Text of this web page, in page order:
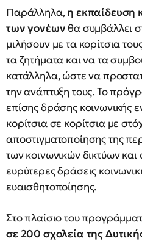
Παράλληλα,η εκπαίδευση
των γονέωνθα συμβάλλει
μιλήσουν με τα κορίτσια
τα ζητήματα και να τα
κατάλληλα, ώστε να
την ανάπτυξη τους. Το
επίσης δράσης κοινωνικής
κορίτσια σε κορίτσια με
αποστιγματοποίησης της
των κοινωνικών δικτύων και
ευρύτερες δράσεις
ευαισθητοποίησης.
Στο πλαίσιο του
σε 200 σχολεία της